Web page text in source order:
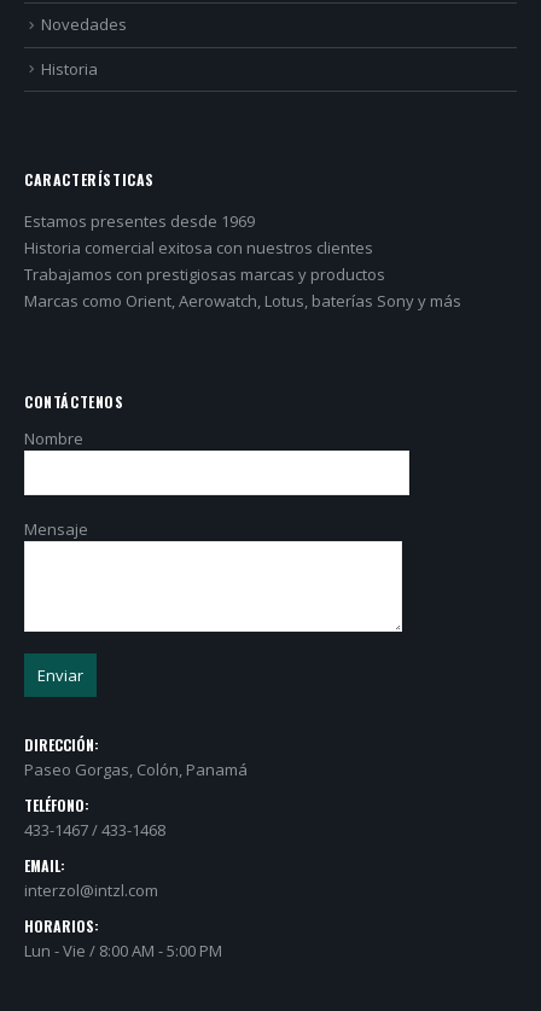
Novedades
Historia
CARACTERÍSTICAS
Estamos presentes desde 1969
Historia comercial exitosa con nuestros clientes
Trabajamos con prestigiosas marcas y productos
Marcas como Orient, Aerowatch, Lotus, baterías Sony y más
CONTÁCTENOS
Nombre
Mensaje
DIRECCIÓN:
Paseo Gorgas, Colón, Panamá
TELÉFONO:
433-1467 / 433-1468
EMAIL:
interzol@intzl.com
HORARIOS:
Lun - Vie / 8:00 AM - 5:00 PM